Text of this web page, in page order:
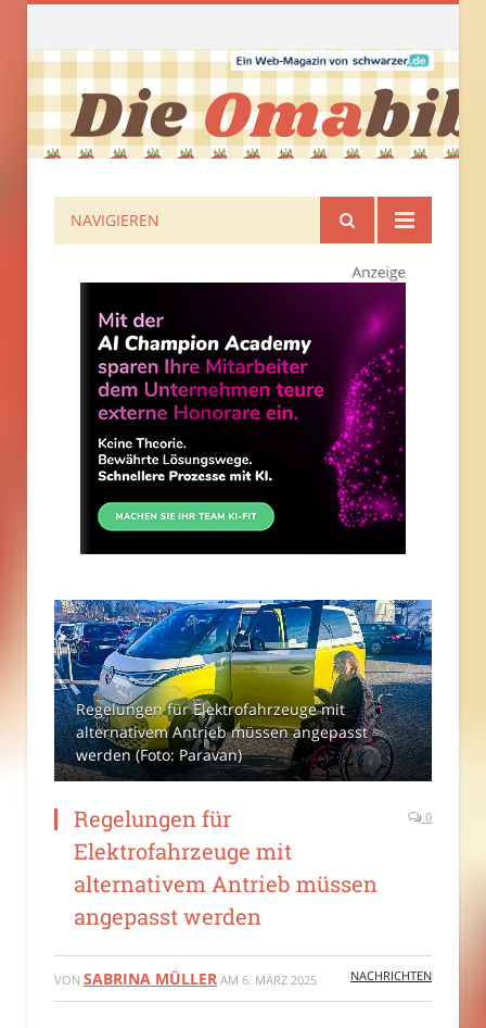
NAVIGIEREN
Regelungen für Elektrofahrzeuge mit
alternativem Antrieb müssen angepasst
werden (Foto: Paravan)
Regelungen für
Elektrofahrzeuge mit
alternativem Antrieb müssen
angepasst werden
0
VON SABRINA MÜLLER AM 6. MÄRZ 2025 NACHRICHTEN